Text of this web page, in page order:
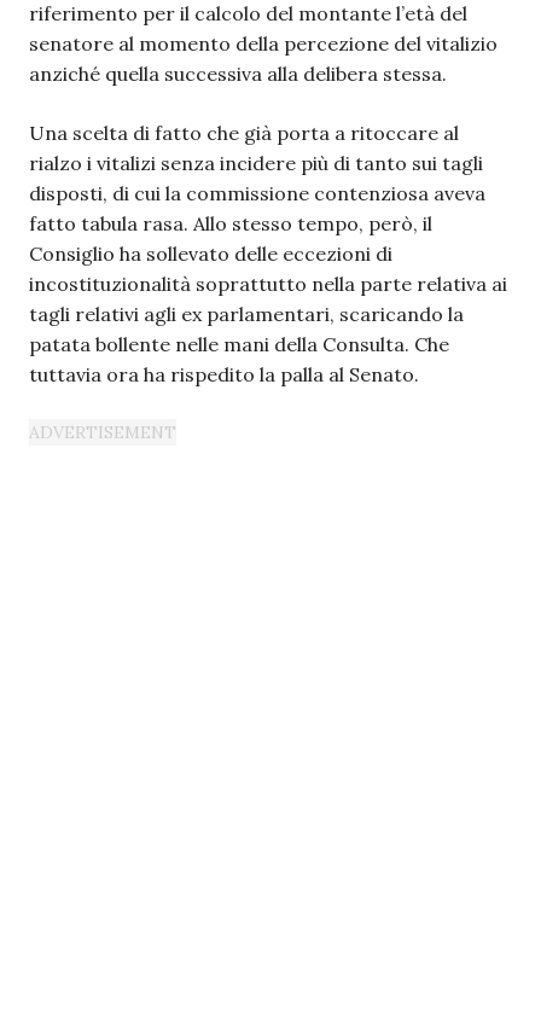
riferimento per il calcolo del montante l’età del
senatore al momento della percezione del vitalizio
anziché quella successiva alla delibera stessa.
Una scelta di fatto che già porta a ritoccare al
rialzo i vitalizi senza incidere più di tanto sui tagli
disposti, di cui la commissione contenziosa aveva
fatto tabula rasa. Allo stesso tempo, però, il
Consiglio ha sollevato delle eccezioni di
incostituzionalità soprattutto nella parte relativa ai
tagli relativi agli ex parlamentari, scaricando la
patata bollente nelle mani della Consulta. Che
tuttavia ora ha rispedito la palla al Senato.